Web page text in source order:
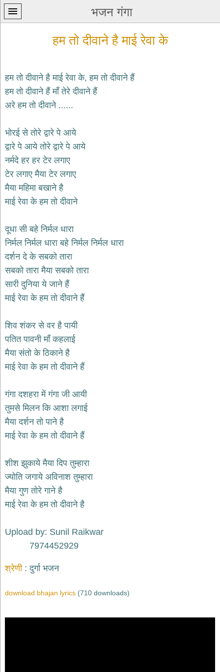
भजन गंगा
प्रथम
पन्ना
कृष्ण
भजन
krishna
bhajans
शिव
भजन
bhajans
भजन
hanuman
bhajans
साईं
भजन
sai
bhajans
जैन
jain
bhajans
भजन
durga
bhajans
भजन
ganesh
राम
भजन
गुरुदेव
gurudev
bhajans
भजन
miscellaneous
bhajans
भजन
हम तो दीवाने है माई रेवा के
हम तो दीवाने है माई रेवा के, हम तो दीवाने हैं
हम तो दीवाने हैं माँ तेरे दीवाने हैं
अरे हम तो दीवाने ......
भोरई से तोरे द्वारे पे आये
द्वारे पे आये तोरे द्वारे पे आये
नर्मदे हर हर टेर लगाए
टेर लगाए मैया टेर लगाए
मैया महिमा बखाने है
माई रेवा के हम तो दीवाने
दूधा सी बहे निर्मल धारा
निर्मल निर्मल धारा बहे निर्मल निर्मल धारा
दर्शन दे के सबको तारा
सबको तारा मैया सबको तारा
सारी दुनिया ये जाने हैं
माई रेवा के हम तो दीवाने हैं
शिव शंकर से वर है पायी
पतित पावनी माँ कहलाई
मैया संतो के ठिकाने है
माई रेवा के हम तो दीवाने हैं
गंगा दशहरा में गंगा जी आयी
तुमसे मिलन कि आशा लगाई
मैया दर्शन तो पाने है
माई रेवा के हम तो दीवाने हैं
शीश झुकाये मैया दिप तुम्हारा
ज्योति जगाये अविनाश तुम्हारा
मैया गुण तोरे गाने है
माई रेवा के हम तो दीवाने है
Upload by: Sunil Raikwar
7974452929
श्रेणी दुर्गा भजन
download bhajan lyrics (710 downloads)